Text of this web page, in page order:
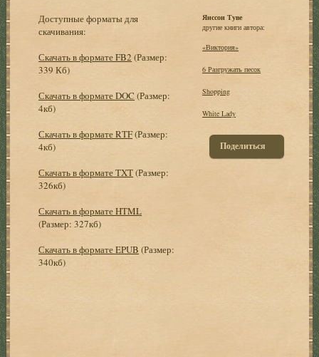
Доступные форматы для
скачивания:
Скачать в формате FB2 (Размер:
339 Кб)
Скачать в формате DOC (Размер:
4кб)
Скачать в формате RTF(Размер:
4кб)
Скачать в формате TXT(Размер:
326кб)
Скачать в формате HTML
(Размер: 327кб)
Скачать в формате EPUB (Размер:
340кб)
Янссон Туве
другие книги автора:
«Виктория»
6 Разгружать песок
Shopping
White Lady
Поделиться